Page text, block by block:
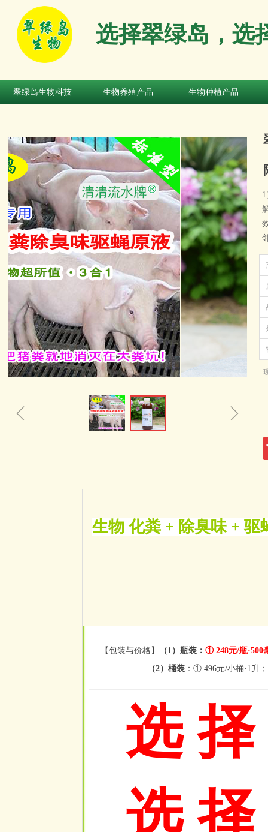
选择翠绿岛，选
翠绿岛生物科技 生物养殖产品 生物种植产品
ꁆ ꁇ
生物 化粪 + 除臭味 + 驱
【包装与价格】 （1）瓶装： ① 248元/瓶·500
（2）桶装 ：① 496元/小桶·1升
选
选